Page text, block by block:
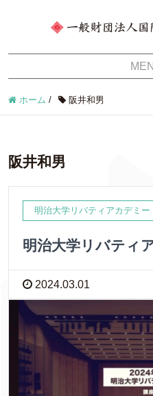
ホーム / 阪井和男
阪井和男
明治大学リバティアカデミー
明治大学リバティ
2024.03.01